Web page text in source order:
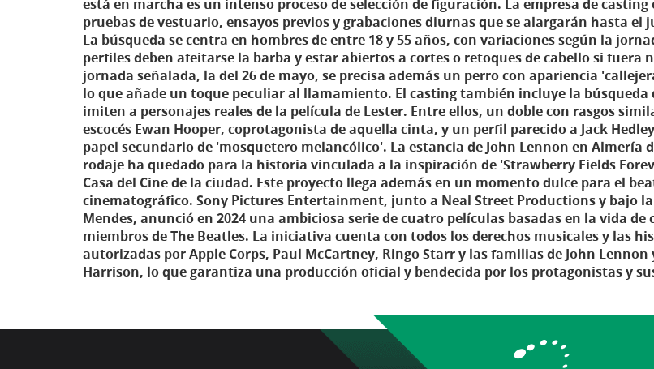
está en marcha es un intenso proceso de selección de figuración. La empresa de
pruebas de vestuario, ensayos previos y grabaciones diurnas que se alargarán hasta el
La búsqueda se centra en hombres de entre 18 y 55 años, con variaciones según la
perfiles deben afeitarse la barba y estar abiertos a cortes o retoques de cabello si fuera
jornada señalada, la del 26 de mayo, se precisa además un perro con apariencia
lo que añade un toque peculiar al llamamiento. El casting también incluye la búsqueda
imiten a personajes reales de la película de Lester. Entre ellos, un doble con rasgos
escocés Ewan Hooper, coprotagonista de aquella cinta, y un perfil parecido a Jack
papel secundario de 'mosquetero melancólico'. La estancia de John Lennon en Almería
rodaje ha quedado para la historia vinculada a la inspiración de 'Strawberry Fields
Casa del Cine de la ciudad. Este proyecto llega además en un momento dulce para el
cinematográfico. Sony Pictures Entertainment, junto a Neal Street Productions y bajo la
Mendes, anunció en 2024 una ambiciosa serie de cuatro películas basadas en la vida de
miembros de The Beatles. La iniciativa cuenta con todos los derechos musicales y las
autorizadas por Apple Corps, Paul McCartney, Ringo Starr y las familias de John Lennon
Harrison, lo que garantiza una producción oficial y bendecida por los protagonistas y